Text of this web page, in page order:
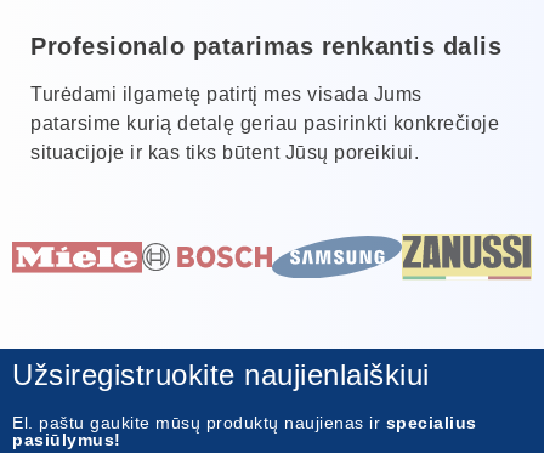
Profesionalo patarimas renkantis dalis
Turėdami ilgametę patirtį mes visada Jums
patarsime kurią detalę geriau pasirinkti konkrečioje
situacijoje ir kas tiks būtent Jūsų poreikiui.
Užsiregistruokite naujienlaiškiui
El. paštu gaukite mūsų produktų naujienas ir specialius
pasiūlymus!